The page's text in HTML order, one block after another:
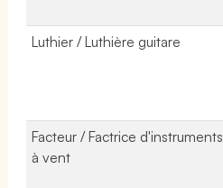
Luthier / Luthière guitare
Facteur / Factrice d'instruments
à vent